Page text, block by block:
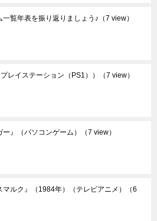
一覧年表を振り返りましょう♪ （7 view）
プレイステーション（PS1）） （7 view）
ー』（パソコンゲーム） （7 view）
マルク』（1984年）（テレビアニメ）
（6